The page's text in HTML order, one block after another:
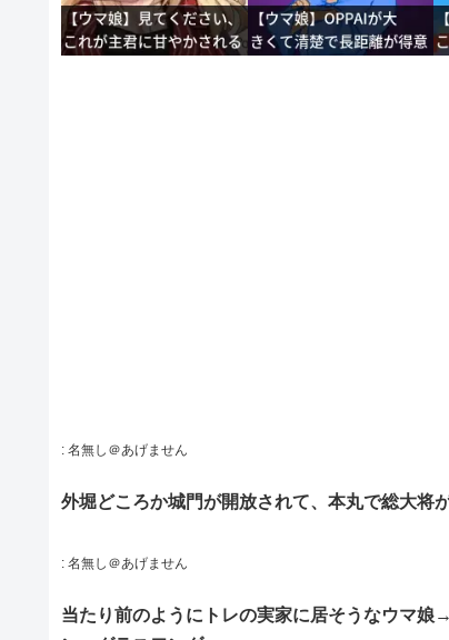
: 名無し＠あげません
外堀どころか城門が開放されて、本丸で総大将
: 名無し＠あげません
当たり前のようにトレの実家に居そうなウマ